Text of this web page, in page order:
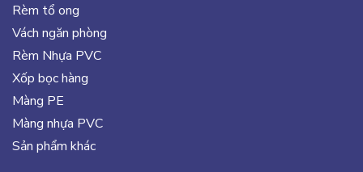
Rèm tổ ong
Vách ngăn phòng
Rèm Nhựa PVC
Xốp bọc hàng
Màng PE
Màng nhựa PVC
Sản phẩm khác